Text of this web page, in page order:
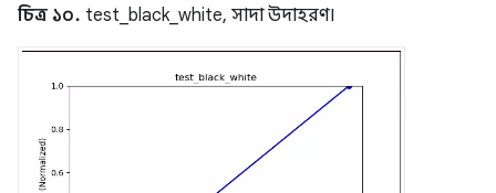
চিত্র ১০. test_black_white, সাদা উদাহরণ।